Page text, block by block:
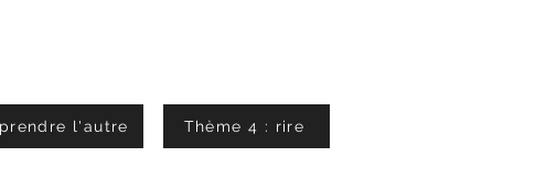
l'autre Thème 4 : rire